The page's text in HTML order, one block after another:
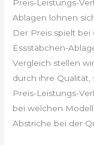
Preis-Leistungs-
Ablagen lohnen
Der Preis spielt
Essstäbchen-
Vergleich stellen
durch ihre
Preis-Leistungs-
bei welchen
Abstriche bei der